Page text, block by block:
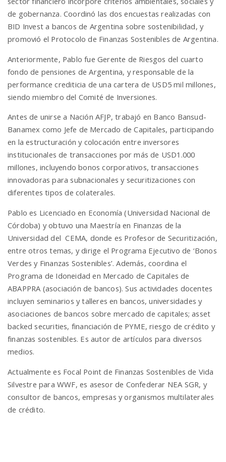
de gobernanza. Coordinó las dos encuestas realizadas con
BID Invest a bancos de Argentina sobre sostenibilidad, y
promovió el Protocolo de Finanzas Sostenibles de Argentina.
Anteriormente, Pablo fue Gerente de Riesgos del cuarto
fondo de pensiones de Argentina, y responsable de la
performance crediticia de una cartera de USD5 mil millones,
siendo miembro del Comité de Inversiones.
Antes de unirse a Nación AFJP, trabajó en Banco Bansud-
Banamex como Jefe de Mercado de Capitales, participando
en la estructuración y colocación entre inversores
institucionales de transacciones por más de USD1.000
millones, incluyendo bonos corporativos, transacciones
innovadoras para subnacionales y securitizaciones con
diferentes tipos de colaterales.
Pablo es Licenciado en Economía (Universidad Nacional de
Córdoba) y obtuvo una Maestría en Finanzas de la
Universidad del CEMA, donde es Profesor de Securitización,
entre otros temas, y dirige el Programa Ejecutivo de ‘Bonos
Verdes y Finanzas Sostenibles’. Además, coordina el
Programa de Idoneidad en Mercado de Capitales de
ABAPPRA (asociación de bancos). Sus actividades docentes
incluyen seminarios y talleres en bancos, universidades y
asociaciones de bancos sobre mercado de capitales; asset
backed securities, financiación de PYME, riesgo de crédito y
finanzas sostenibles. Es autor de artículos para diversos
medios.
Actualmente es Focal Point de Finanzas Sostenibles de Vida
Silvestre para WWF, es asesor de Confederar NEA SGR, y
consultor de bancos, empresas y organismos multilaterales
de crédito.